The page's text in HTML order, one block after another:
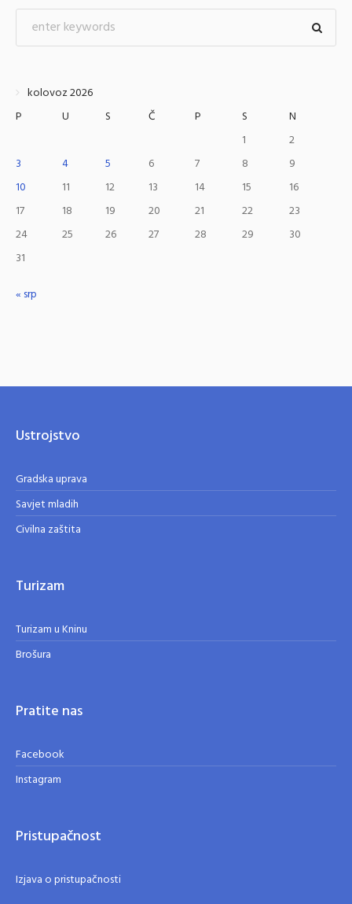
kolovoz 2026
P
U S Č P S
N
1
2
3
4 5 6 7 8
9
10
11 12 13 14 15
16
17
18 19 20 21 22
23
24
25 26 27 28 29
30
31
« srp
Ustrojstvo
Gradska uprava
Savjet mladih
Civilna zaštita
Turizam
Turizam u Kninu
Brošura
Pratite nas
Facebook
Instagram
Pristupačnost
Izjava o pristupačnosti